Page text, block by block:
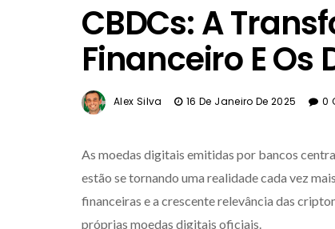
CBDCs: A
Financeiro E Os
Alex Silva 16 De Janeiro De 2025 0
As moedas digitais emitidas por bancos
estão se tornando uma realidade cada vez
financeiras e a crescente relevância das
próprias moedas digitais oficiais.